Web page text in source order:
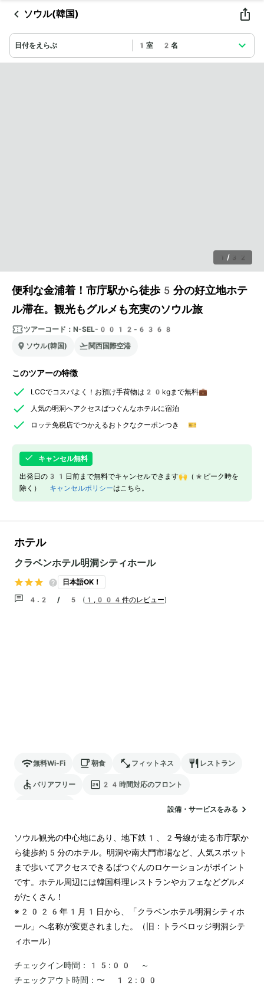
ソウル(韓国)
日付をえらぶ 1室 2名
1 / 32
便利な金浦着！市庁駅から徒歩5分の好立地ホテ
ル滞在。観光もグルメも充実のソウル旅
ツアーコード： N-SEL-0012-6368
ソウル(韓国)
関西国際空港
このツアーの特徴
LCCでコスパよく！お預け手荷物は20kgまで無料💼
人気の明洞へアクセスばつぐんなホテルに宿泊
ロッテ免税店でつかえるおトクなクーポンつき 🎫
キャンセル無料
出発日の31日前まで無料でキャンセルできます🙌（*ピーク時を
除く） キャンセルポリシーはこちら。
ホテル
クラベンホテル明洞シティホール
日本語OK！
4.2 / 5 ( 1,004件のレビュー)
無料Wi-Fi 朝食 フィットネス レストラン
バリアフリー 24時間対応のフロント
設備・サービスをみる
ソウル観光の中心地にあり、地下鉄1、2号線が走る市庁駅か
ら徒歩約5分のホテル。明洞や南大門市場など、人気スポット
まで歩いてアクセスできるばつぐんのロケーションがポイント
です。ホテル周辺には韓国料理レストランやカフェなどグルメ
がたくさん！
※2026年1月1日から、「クラベンホテル明洞シティホ
ール」へ名称が変更されました。（旧：トラベロッジ明洞シテ
ィホール）
チェックイン時間：
15:00 ～
チェックアウト時間： 〜 12:00